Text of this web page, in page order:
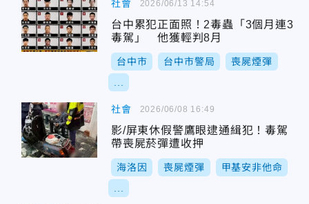
社會
台中累犯正面照！2毒蟲「3個月連3
毒駕」 他獲輕判8月
台中市 台中市警局 喪屍煙彈
2026/06/13 14:54
社會
影/屏東休假警鷹眼逮通緝犯！毒駕
帶喪屍菸彈遭收押
海洛因 喪屍煙彈 甲基安非他命
2026/06/08 16:49